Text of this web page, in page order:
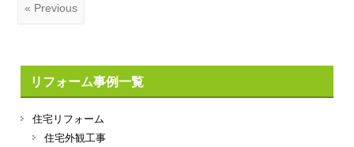
« Previous
リフォーム事例一覧
住宅リフォーム
住宅外観工事